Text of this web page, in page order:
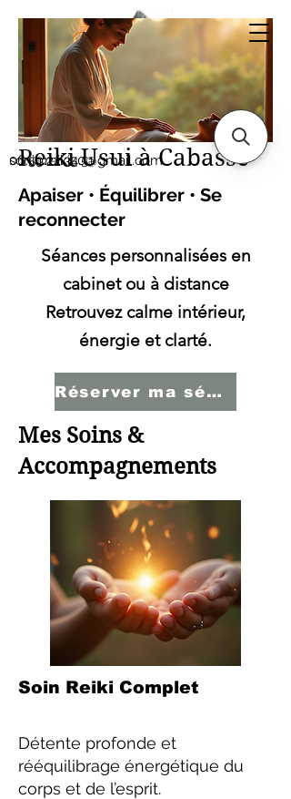
sonia.reiki50@gmail.com
06.59.22.34.51
Sonia SERBINI
Thérapeute soins
énergétiques Reiki Usui
Reiki Usui à Cabasse
Apaiser • Équilibrer • Se
reconnecter
Séances personnalisées en
cabinet ou à distance
Retrouvez calme intérieur,
énergie et clarté.
Réserver ma séance
Mes Soins &
Accompagnements
Soin Reiki Complet
Détente profonde et
rééquilibrage énergétique du
corps et de l’esprit.